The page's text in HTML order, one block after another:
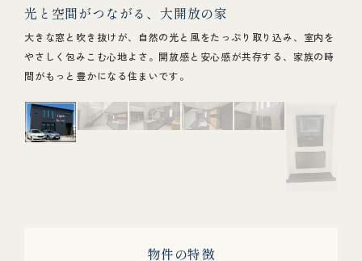
光と空間がつながる、大開放の家
大きな窓と吹き抜けが、自然の光と風をたっぷり取り込み、室内を
やさしく包みこむ心地よさ。開放感と安心感が共存する、家族の時
間がもっと豊かになる住まいです。
物件の特徴